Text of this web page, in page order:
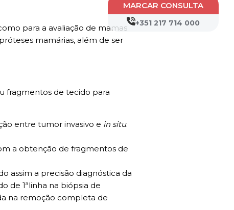
MARCAR CONSULTA
+351 217 714 000
para a avaliação de mamas
mamárias, além de ser
fragmentos de tecido para
entre tumor invasivo e in situ.
a obtenção de fragmentos de
assim a precisão diagnóstica da
de 1ªlinha na biópsia de
na remoção completa de